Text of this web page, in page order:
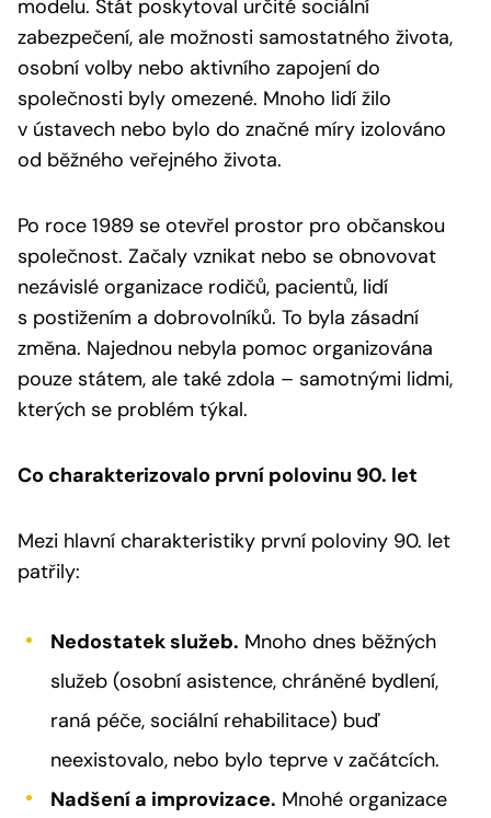
modelu. Stát poskytoval určité sociální
zabezpečení, ale možnosti samostatného života,
osobní volby nebo aktivního zapojení do
společnosti byly omezené. Mnoho lidí žilo
v ústavech nebo bylo do značné míry izolováno
od běžného veřejného života.
Po roce 1989 se otevřel prostor pro občanskou
společnost. Začaly vznikat nebo se obnovovat
nezávislé organizace rodičů, pacientů, lidí
s postižením a dobrovolníků. To byla zásadní
změna. Najednou nebyla pomoc organizována
pouze státem, ale také zdola – samotnými lidmi,
kterých se problém týkal.
Co charakterizovalo první polovinu 90. let
Mezi hlavní charakteristiky první poloviny 90. let
patřily:
Nedostatek služeb. Mnoho dnes běžných
služeb (osobní asistence, chráněné bydlení,
raná péče, sociální rehabilitace) buď
neexistovalo, nebo bylo teprve v začátcích.
Nadšení a improvizace. Mnohé organizace